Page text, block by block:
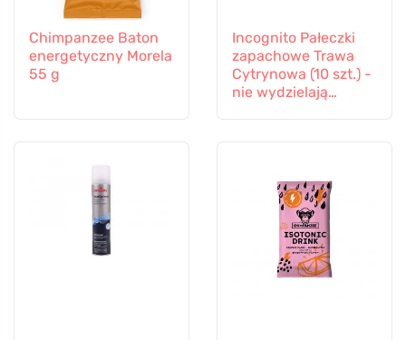
Chimpanzee Baton
energetyczny Morela
55 g
Incognito Pałeczki
zapachowe Trawa
Cytrynowa (10 szt.) -
nie wydzielają